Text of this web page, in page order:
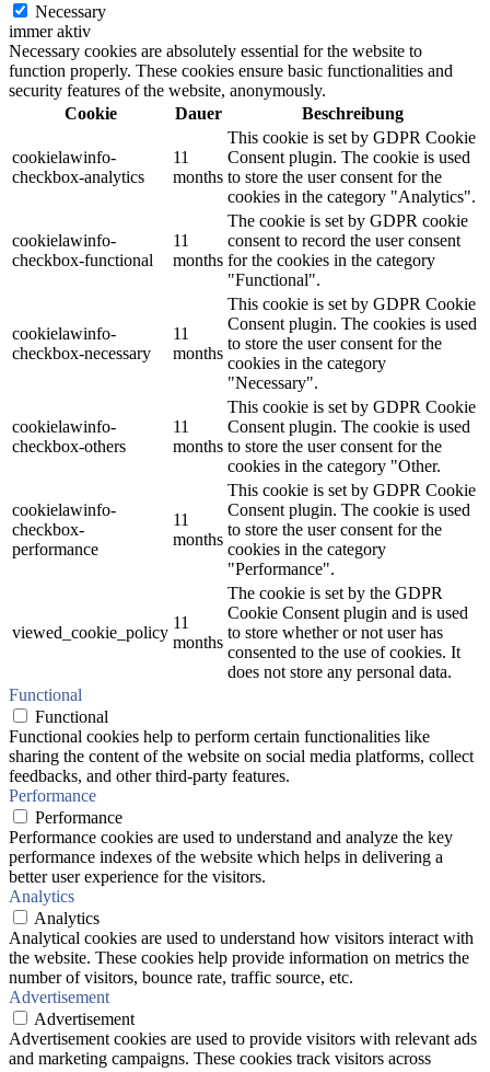
Necessary
immer aktiv
Necessary cookies are absolutely essential for the website to
function properly. These cookies ensure basic functionalities and
security features of the website, anonymously.
Cookie
Dauer Beschreibung
cookielawinfo-
checkbox-analytics
11
months
This cookie is set by GDPR Cookie
Consent plugin. The cookie is used
to store the user consent for the
cookies in the category "Analytics".
cookielawinfo-
checkbox-functional
11
months
The cookie is set by GDPR cookie
consent to record the user consent
for the cookies in the category
"Functional".
cookielawinfo-
checkbox-necessary
11
months
This cookie is set by GDPR Cookie
Consent plugin. The cookies is used
to store the user consent for the
cookies in the category
"Necessary".
cookielawinfo-
checkbox-others
11
months
This cookie is set by GDPR Cookie
Consent plugin. The cookie is used
to store the user consent for the
cookies in the category "Other.
cookielawinfo-
checkbox-
performance
11
months
This cookie is set by GDPR Cookie
Consent plugin. The cookie is used
to store the user consent for the
cookies in the category
"Performance".
viewed_cookie_policy
11
months
The cookie is set by the GDPR
Cookie Consent plugin and is used
to store whether or not user has
consented to the use of cookies. It
does not store any personal data.
Functional
Functional
Functional cookies help to perform certain functionalities like
sharing the content of the website on social media platforms, collect
feedbacks, and other third-party features.
Performance
Performance
Performance cookies are used to understand and analyze the key
performance indexes of the website which helps in delivering a
better user experience for the visitors.
Analytics
Analytics
Analytical cookies are used to understand how visitors interact with
the website. These cookies help provide information on metrics the
number of visitors, bounce rate, traffic source, etc.
Advertisement
Advertisement
Advertisement cookies are used to provide visitors with relevant ads
and marketing campaigns. These cookies track visitors across